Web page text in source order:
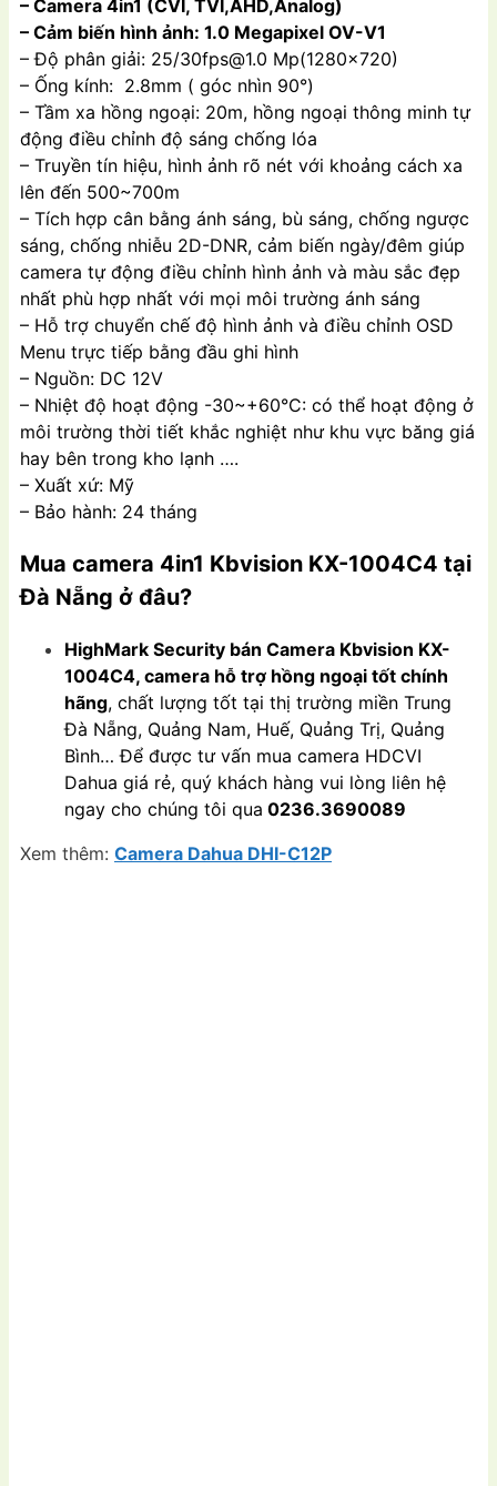
– Camera 4in1 (CVI, TVI,AHD,Analog)
– Cảm biến hình ảnh: 1.0 Megapixel OV-V1
– Độ phân giải: 25/30fps@1.0 Mp(1280×720)
– Ống kính: 2.8mm ( góc nhìn 90°)
– Tầm xa hồng ngoại: 20m, hồng ngoại thông minh tự
động điều chỉnh độ sáng chống lóa
– Truyền tín hiệu, hình ảnh rõ nét với khoảng cách xa
lên đến 500~700m
– Tích hợp cân bằng ánh sáng, bù sáng, chống ngược
sáng, chống nhiễu 2D-DNR, cảm biến ngày/đêm giúp
camera tự động điều chỉnh hình ảnh và màu sắc đẹp
nhất phù hợp nhất với mọi môi trường ánh sáng
– Hỗ trợ chuyển chế độ hình ảnh và điều chỉnh OSD
Menu trực tiếp bằng đầu ghi hình
– Nguồn: DC 12V
– Nhiệt độ hoạt động -30~+60°C: có thể hoạt động ở
môi trường thời tiết khắc nghiệt như khu vực băng giá
hay bên trong kho lạnh ….
– Xuất xứ: Mỹ
– Bảo hành: 24 tháng
Mua camera 4in1 Kbvision KX-1004C4 tại
Đà Nẵng ở đâu?
HighMark Security bán Camera Kbvision KX-
1004C4, camera hỗ trợ hồng ngoại tốt chính
hãng, chất lượng tốt tại thị trường miền Trung
Đà Nẵng, Quảng Nam, Huế, Quảng Trị, Quảng
Bình… Để được tư vấn mua camera HDCVI
Dahua giá rẻ, quý khách hàng vui lòng liên hệ
ngay cho chúng tôi qua 0236.3690089
Xem thêm: Camera Dahua DHI-C12P